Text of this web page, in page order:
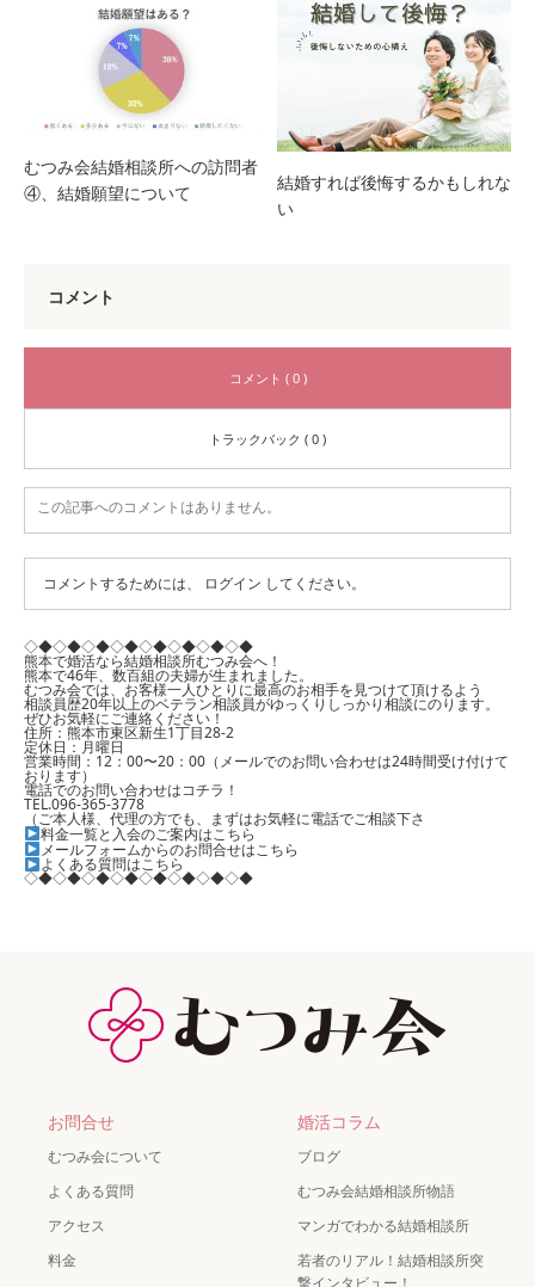
むつみ会結婚相談所への訪問者
④、結婚願望について
結婚すれば後悔するかもしれな
い
コメント
コメント ( 0 )
トラックバック ( 0 )
この記事へのコメントはありません。
コメントするためには、 ログイン してください。
◇◆◇◆◇◆◇◆◇◆◇◆◇◆◇◆
熊本で婚活なら結婚相談所むつみ会へ！
熊本で46年、数百組の夫婦が生まれました。
むつみ会では、お客様一人ひとりに最高のお相手を見つけて頂けるよう
相談員歴20年以上のベテラン相談員がゆっくりしっかり相談にのります。
ぜひお気軽にご連絡ください！
住所：熊本市東区新生1丁目28-2
定休日：月曜日
営業時間：12：00〜20：00（メールでのお問い合わせは24時間受け付けて
おります）
電話でのお問い合わせはコチラ！
TEL.096-365-3778
（ご本人様、代理の方でも、まずはお気軽に電話でご相談下さ
料金一覧と入会のご案内はこちら
メールフォームからのお問合せはこちら
よくある質問はこちら
◇◆◇◆◇◆◇◆◇◆◇◆◇◆◇◆
お問合せ
むつみ会について
よくある質問
アクセス
料金
婚活コラム
ブログ
むつみ会結婚相談所物語
マンガでわかる結婚相談所
若者のリアル！結婚相談所突